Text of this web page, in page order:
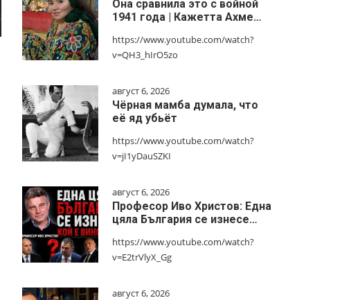
Она сравнила это с войной
1941 года | Кажетта Ахме…
https://www.youtube.com/watch?
v=QH3_hIrO5zo
август 6, 2026
Чёрная мамба думала, что
её яд убьёт
https://www.youtube.com/watch?
v=jI1yDauSZKI
август 6, 2026
Професор Иво Христов: Една
цяла България се изнесе…
https://www.youtube.com/watch?
v=E2trVlyX_Gg
август 6, 2026